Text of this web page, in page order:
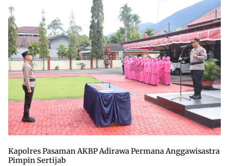
Kapolres Pasaman AKBP Adirawa Permana Anggawisastra
Pimpin Sertijab